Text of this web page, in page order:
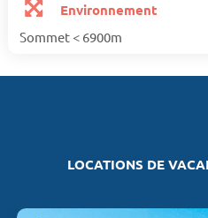
Environnement
Sommet < 6900m
LOCATIONS DE